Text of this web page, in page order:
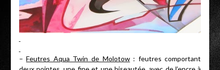
–Feutres Aqua Twin de Molotow: feutres comportant